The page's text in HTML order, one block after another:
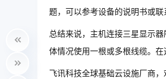
题，可以参考设备的说明书或联
总结来说，主机连接三星显示
体情况使用一根或多根线缆。
飞讯科技全球基础云设施厂商